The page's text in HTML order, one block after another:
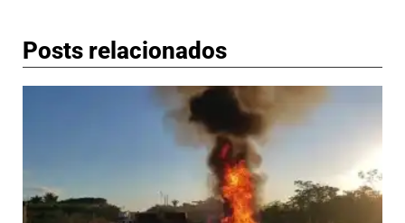
Posts relacionados